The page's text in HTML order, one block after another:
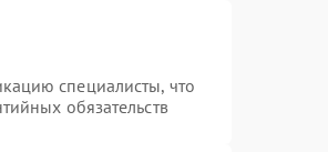
специалисты, что
обязательств